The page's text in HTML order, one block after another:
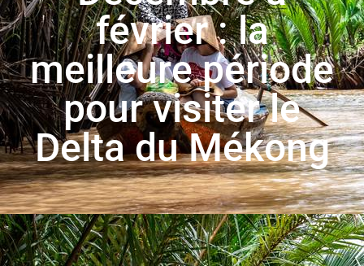
février : la
meilleure période
pour visiter le
Delta du Mékong